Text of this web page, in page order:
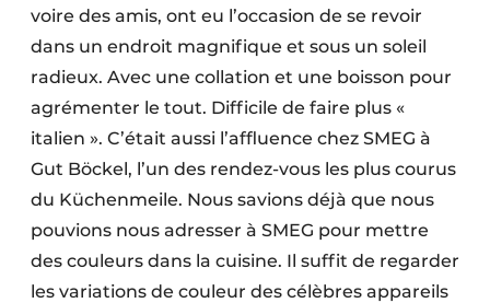
voire des amis, ont eu l’occasion de se revoir
dans un endroit magnifique et sous un soleil
radieux. Avec une collation et une boisson pour
agrémenter le tout. Difficile de faire plus «
italien ». C’était aussi l’affluence chez SMEG à
Gut Böckel, l’un des rendez-vous les plus courus
du Küchenmeile. Nous savions déjà que nous
pouvions nous adresser à SMEG pour mettre
des couleurs dans la cuisine. Il suffit de regarder
les variations de couleur des célèbres appareils